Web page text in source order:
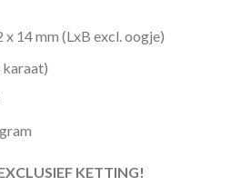
14 mm (LxB excl. oogje)
KETTING!